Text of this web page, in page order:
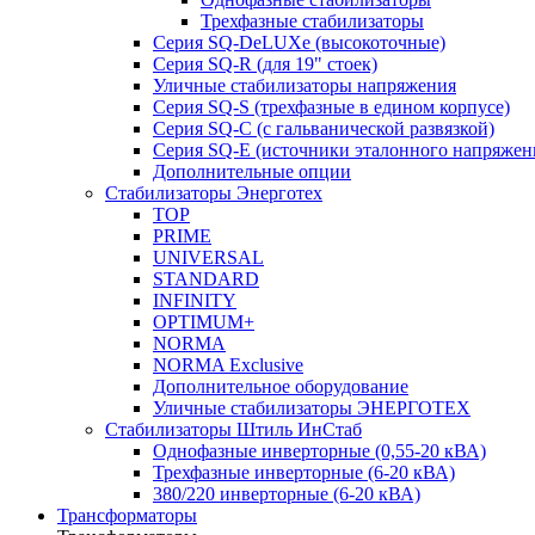
Трехфазные стабилизаторы
Серия SQ-DeLUXe (высокоточные)
Серия SQ-R (для 19" стоек)
Уличные стабилизаторы напряжения
Серия SQ-S (трехфазные в едином корпусе)
Серия SQ-C (с гальванической развязкой)
Cерия SQ-E (источники эталонного
Дополнительные опции
Стабилизаторы Энерготех
TOP
PRIME
UNIVERSAL
STANDARD
INFINITY
OPTIMUM+
NORMA
NORMA Exclusive
Дополнительное оборудование
Уличные стабилизаторы ЭНЕРГОТЕХ
Стабилизаторы Штиль ИнСтаб
Однофазные инверторные (0,55-20 кВА)
Трехфазные инверторные (6-20 кВА)
380/220 инверторные (6-20 кВА)
Трансформаторы